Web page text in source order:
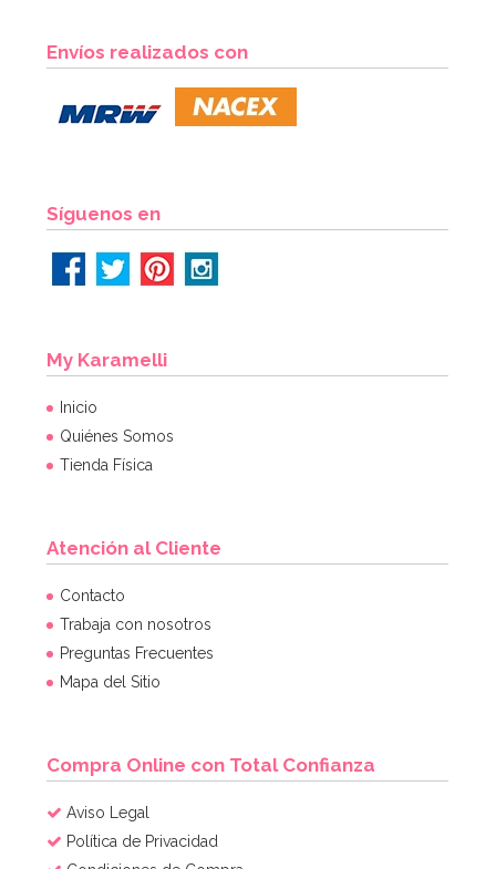
Envíos realizados con
Síguenos en
My Karamelli
Inicio
Quiénes Somos
Tienda Física
Atención al Cliente
Contacto
Trabaja con nosotros
Preguntas Frecuentes
Mapa del Sitio
Compra Online con Total Confianza
Aviso Legal
Política de Privacidad